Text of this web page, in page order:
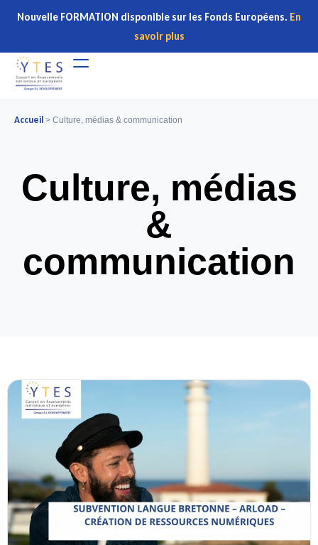
Nouvelle FORMATION disponible sur les Fonds Européens. En
savoir plus
Accueil > Culture, médias & communication
Culture, médias
&
communication